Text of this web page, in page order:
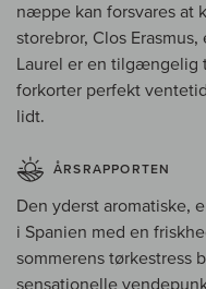
næppe kan forsvares at
storebror, Clos
Laurel er en
forkorter perfekt
lidt.
ÅRSRAPPORTEN
Den yderst aromatiske,
i Spanien med en
sommerens tørkestress
sensationelle